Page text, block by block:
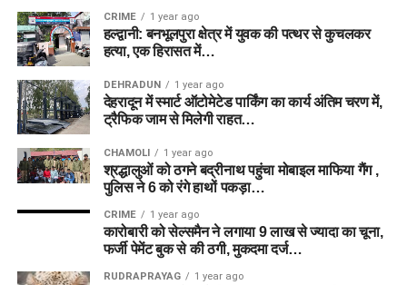
CRIME 1 year ago
हल्द्वानी: बनभूलपुरा क्षेत्र में युवक की पत्थर से कुचलकर
हत्या, एक हिरासत में…
DEHRADUN 1 year ago
देहरादून में स्मार्ट ऑटोमेटेड पार्किंग का कार्य अंतिम चरण में,
ट्रैफिक जाम से मिलेगी राहत…
CHAMOLI 1 year ago
श्रद्धालुओं को ठगने बद्रीनाथ पहुंचा मोबाइल माफिया गैंग ,
पुलिस ने 6 को रंगे हाथों पकड़ा…
CRIME 1 year ago
कारोबारी को सेल्समैन ने लगाया 9 लाख से ज्यादा का चूना,
फर्जी पेमेंट बुक से की ठगी, मुकदमा दर्ज…
RUDRAPRAYAG 1 year ago